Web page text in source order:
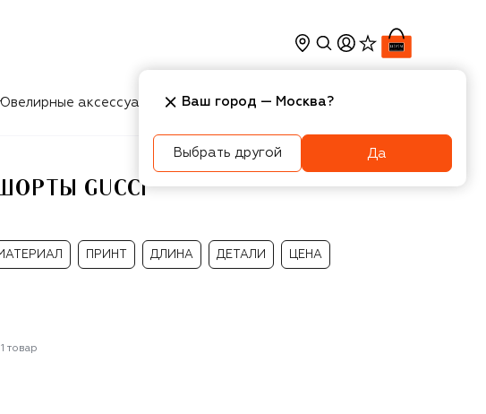
Ювелирные аксессуары Косметика Интерьер
GUCCI
ПРИНТ ДЛИНА ДЕТАЛИ ЦЕНА
1 товар
Ваш город — Москва?
Выбрать другой Да